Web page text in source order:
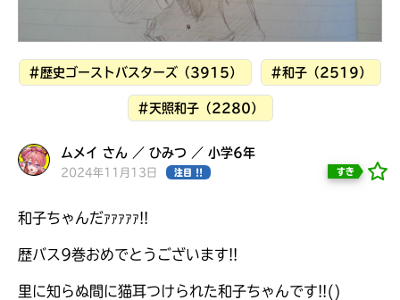
読みたい本が
#歴史ゴーストバスターズ（3915） #和子（2519）
#天照和子（2280）
ムメイ さん ／ ひみつ ／ 小学6年
2024年11月13日 注目 !! すき
和子ちゃんだｧｧｧｧｧ!!
歴バス9巻おめでとうございます!!
里に知らぬ間に猫耳つけられた和子ちゃんです!!()